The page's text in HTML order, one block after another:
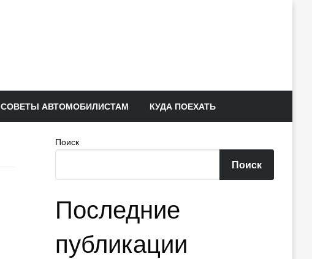
СОВЕТЫ АВТОМОБИЛИСТАМ КУДА ПОЕХАТЬ
Поиск
Поиск
Последние
публикации